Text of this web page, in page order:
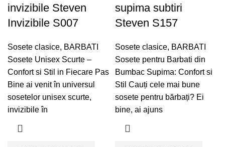
invizibile Steven
Invizibile S007
Sosete clasice, BARBATI
Sosete Unisex Scurte –
Confort si Stil in Fiecare Pas
Bine ai venit în universul
sosetelor unisex scurte,
invizibile în
supima subtiri
Steven S157
Sosete clasice, BARBATI
Sosete pentru Barbati din
Bumbac Supima: Confort si
Stil Cauți cele mai bune
sosete pentru bărbați? Ei
bine, ai ajuns